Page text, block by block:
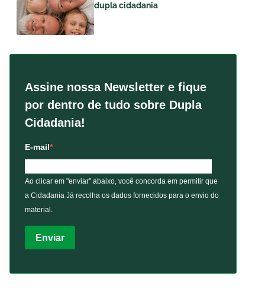
dupla cidadania
Assine nossa Newsletter e fique
por dentro de tudo sobre Dupla
Cidadania!
E-mail
Ao clicar em "enviar" abaixo, você concorda em permitir que
a Cidadania Já recolha os dados fornecidos para o envio do
material.
Enviar